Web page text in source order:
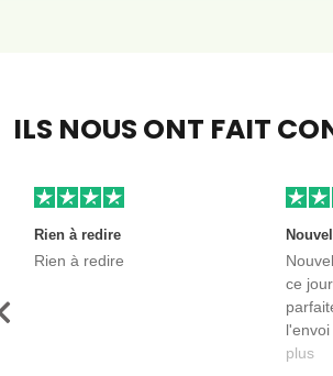
ILS NOUS ONT FAIT
Rien à redire
Rien à redire
ce
l'envoi
plus
Précédent